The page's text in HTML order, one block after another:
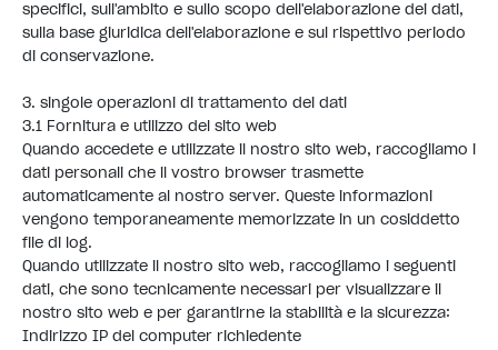
specifici, sull'ambito e sullo scopo dell'elaborazione dei dati,
sulla base giuridica dell'elaborazione e sul rispettivo periodo
di conservazione.
3. singole operazioni di trattamento dei dati
3.1 Fornitura e utilizzo del sito web
Quando accedete e utilizzate il nostro sito web, raccogliamo i
dati personali che il vostro browser trasmette
automaticamente al nostro server. Queste informazioni
vengono temporaneamente memorizzate in un cosiddetto
file di log.
Quando utilizzate il nostro sito web, raccogliamo i seguenti
dati, che sono tecnicamente necessari per visualizzare il
nostro sito web e per garantirne la stabilità e la sicurezza:
Indirizzo IP del computer richiedente